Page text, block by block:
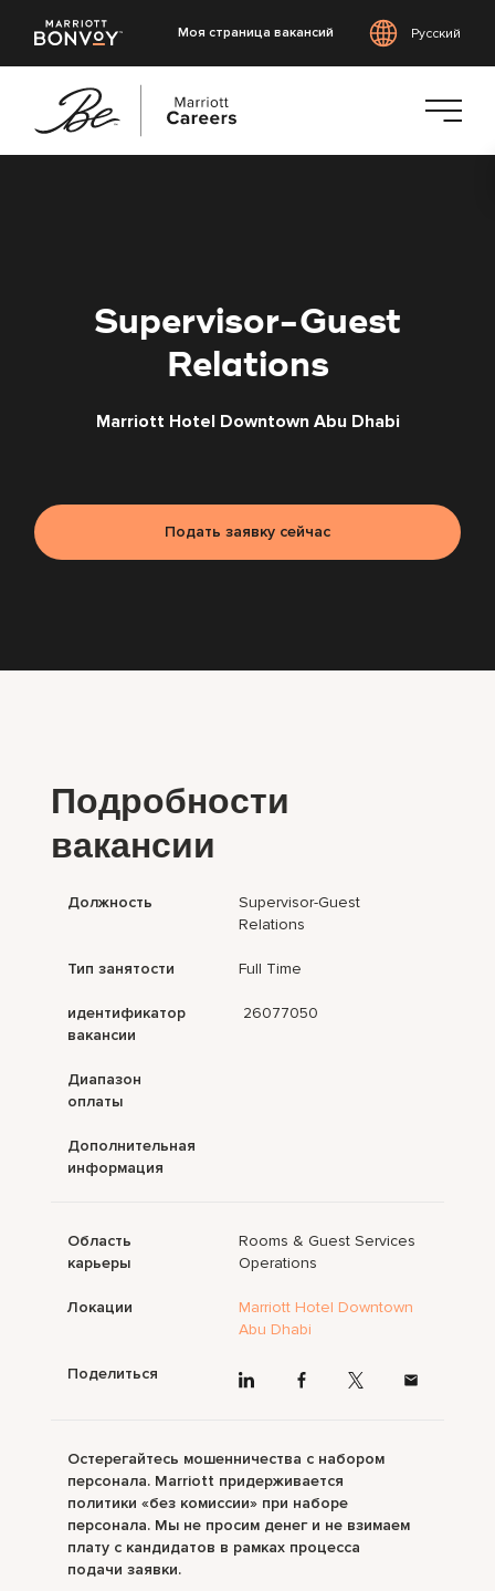
Моя страница вакансий Русский
Supervisor-Guest
Relations
Marriott Hotel Downtown Abu Dhabi
Подать заявку сейчас
Подробности
вакансии
Должность
Supervisor-Guest
Relations
Тип занятости Full Time
идентификатор
вакансии
26077050
Диапазон
оплаты
Дополнительная
информация
Область
карьеры
Rooms & Guest Services
Operations
Локации
Marriott Hotel Downtown
Abu Dhabi
Поделиться
Остерегайтесь мошенничества с набором
персонала. Marriott придерживается
политики «без комиссии» при наборе
персонала. Мы не просим денег и не взимаем
плату с кандидатов в рамках процесса
подачи заявки.